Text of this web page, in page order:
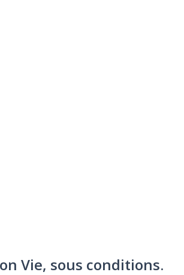
Vie, sous conditions.